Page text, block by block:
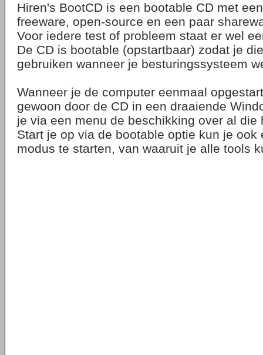
Hiren's BootCD is een bootable CD met
freeware, open-source en een paar
Voor iedere test of probleem staat er wel
De CD is bootable (opstartbaar) zodat je
gebruiken wanneer je besturingssysteem
Wanneer je de computer eenmaal
gewoon door de CD in een draaiende
je via een menu de beschikking over al die
Start je op via de bootable optie kun je ook
modus te starten, van waaruit je alle tools